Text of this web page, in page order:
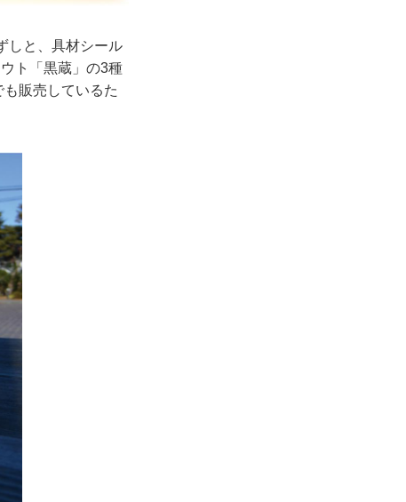
しと、具材シール
ト「黒蔵」の3種
販売しているた